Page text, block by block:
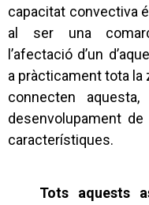
capacitat convectiva
al ser una
l’afectació d’un
a pràcticament tota la
connecten
desenvolupament
característiques.
Tots aquests